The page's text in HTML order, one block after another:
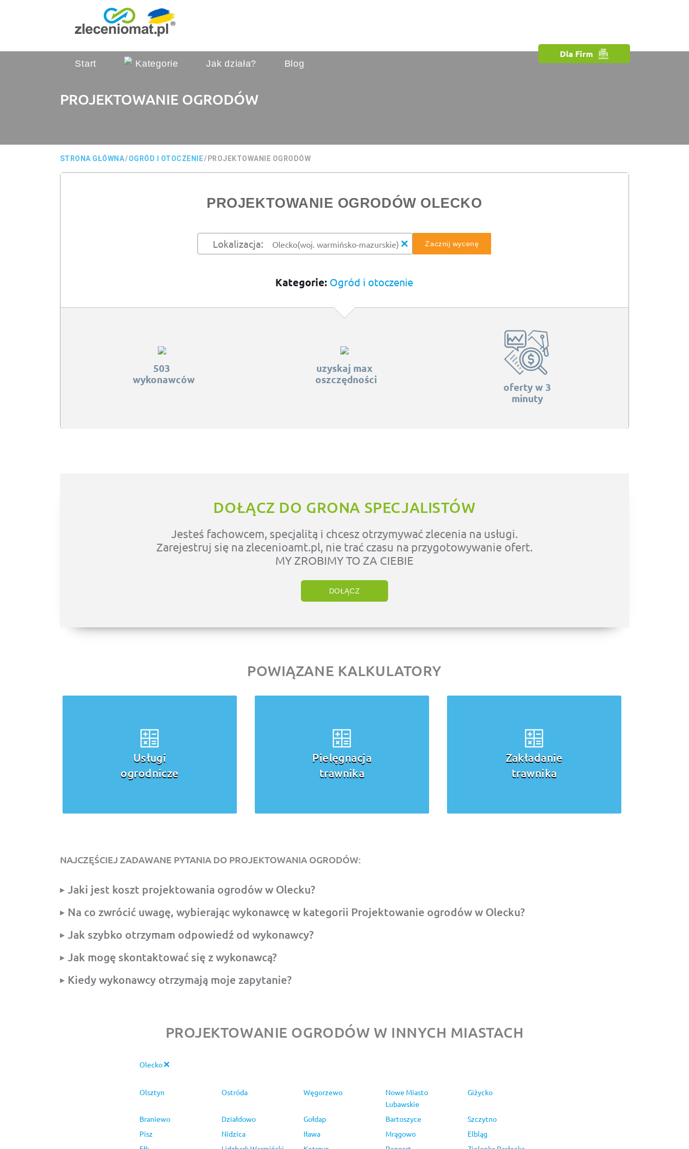
Dla Firm
Start Kategorie Jak działa? Blog
PROJEKTOWANIE OGRODÓW
STRONA GŁÓWNA/OGRÓD I OTOCZENIE/ PROJEKTOWANIE OGRODÓW
PROJEKTOWANIE OGRODÓW OLECKO
Lokalizacja: Zacznij wycenę
Kategorie: Ogród i otoczenie
503
wykonawców
uzyskaj max
oszczędności
oferty w 3
minuty
DOŁĄCZ DO GRONA SPECJALISTÓW
Jesteś fachowcem, specjalitą i chcesz otrzymywać zlecenia na usługi.
Zarejestruj się na zlecenioamt.pl, nie trać czasu na przygotowywanie ofert.
MY ZROBIMY TO ZA CIEBIE
DOŁĄCZ
POWIĄZANE KALKULATORY
Pielęgnacja
trawnika
Zakładanie
trawnika
Koszenie trawy
NAJCZĘŚCIEJ ZADAWANE PYTANIA DO PROJEKTOWANIA OGRODÓW:
Jaki jest koszt projektowania ogrodów w Olecku?
Na co zwrócić uwagę, wybierając wykonawcę w kategorii Projektowanie ogrodów w Olecku?
Jak szybko otrzymam odpowiedź od wykonawcy?
Jak mogę skontaktować się z wykonawcą?
Kiedy wykonawcy otrzymają moje zapytanie?
PROJEKTOWANIE OGRODÓW W INNYCH MIASTACH
Olecko
Olsztyn Ostróda Węgorzewo
Nowe Miasto
Lubawskie
Giżycko
Braniewo Działdowo Gołdap Bartoszyce
Szczytno
Pisz
Nidzica Iława Mrągowo
Elbląg